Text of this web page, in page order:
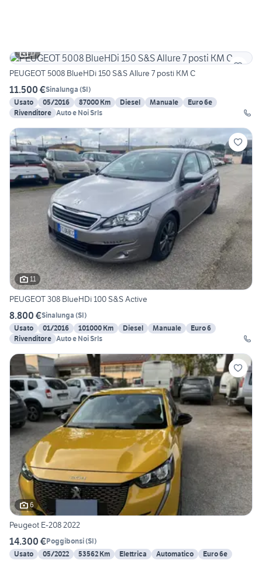
17
PEUGEOT 5008 BlueHDi 150 S&S Allure 7 posti KM C
11.500 €Sinalunga (SI)
Usato
05/2016 87000 Km Diesel Manuale
Euro 6e
Rivenditore Auto e Noi Srls
11
PEUGEOT 308 BlueHDi 100 S&S Active
8.800 €Sinalunga (SI)
Usato
01/2016 101000 Km Diesel Manuale
Euro 6
Rivenditore Auto e Noi Srls
6
Peugeot E-208 2022
14.300 €Poggibonsi(SI)
Usato
05/2022 53562 Km Elettrica Automatico Euro 6e